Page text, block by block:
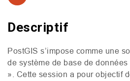
Descriptif
PostGIS s’impose comme une
de système de base de
». Cette session a pour objectif